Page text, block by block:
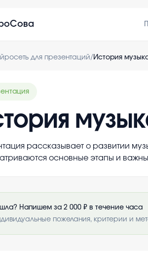
для презентаций/ История
рассказывает о развитии
основные этапы и
Напишем за 2 000 ₽ в течение часа
пожелания, критерии и